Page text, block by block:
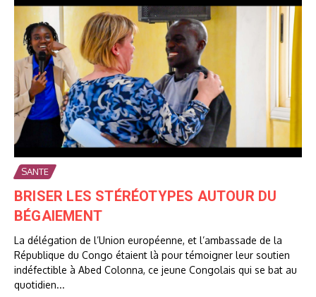
SANTE
BRISER LES STÉRÉOTYPES AUTOUR DU
BÉGAIEMENT
La délégation de l’Union européenne, et l’ambassade de la
République du Congo étaient là pour témoigner leur soutien
indéfectible à Abed Colonna, ce jeune Congolais qui se bat au
quotidien...